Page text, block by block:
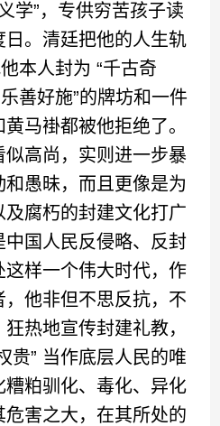
学”，专供穷苦孩子读
。清廷把他的人生轨
本人封为 “千古奇
善好施”的牌坊和一件
马褂都被他拒绝了。
高尚，实则进一步暴
愚昧，而且更像是为
腐朽的封建文化打广
国人民反侵略、反封
样一个伟大时代，作
他非但不思反抗，不
热地宣传封建礼教，
贵” 当作底层人民的唯
粕驯化、毒化、异化
害之大，在其所处的